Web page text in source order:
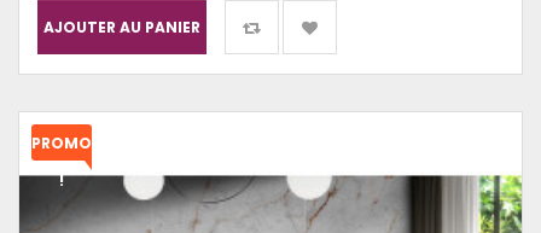
AJOUTER AU PANIER
PROMO
!